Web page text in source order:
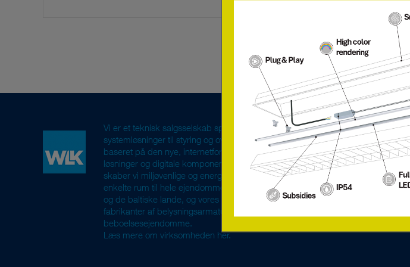
Vi er et teknisk salgsselskab specialiseret i belysningskomponenter og
systemløsninger til styring og overvågning. Vi tilbyder servicetjenester
baseret på den nye, internetforbundne teknik. Med avancerede LED-
løsninger og digitale komponenter fra Europas førende fabrikanter
skaber vi miljøvenlige og energieffektive belysningsløsninger til alt fra
enkelte rum til hele ejendomme. Vi er generalagent for Tridonic i Norden
og de baltiske lande, og vores primære kundesegment består af
fabrikanter af belysningsarmaturer, elgrossister, elinstallatører og ejere af
beboelsesejendomme.
Læs mere om virksomheden her.